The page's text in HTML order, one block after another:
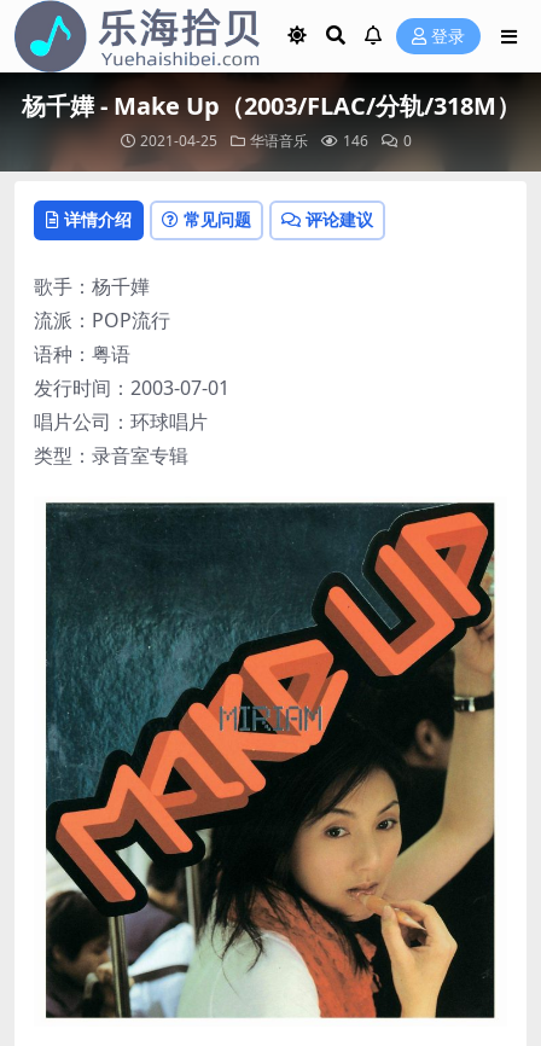
登录
杨千嬅 - Make Up（2003/FLAC/分轨/318M）
2021-04-25 华语音乐 146 0
详情介绍 常见问题 评论建议
歌手：杨千嬅
流派：POP流行
语种：粤语
发行时间：2003-07-01
唱片公司：环球唱片
类型：录音室专辑